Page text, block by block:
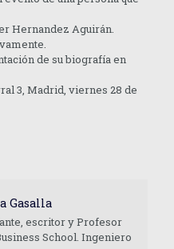
Hernandez Aguirán.
de su biografía en
3, Madrid, viernes 28 de
Gasalla
escritor y Profesor
School. Ingeniero